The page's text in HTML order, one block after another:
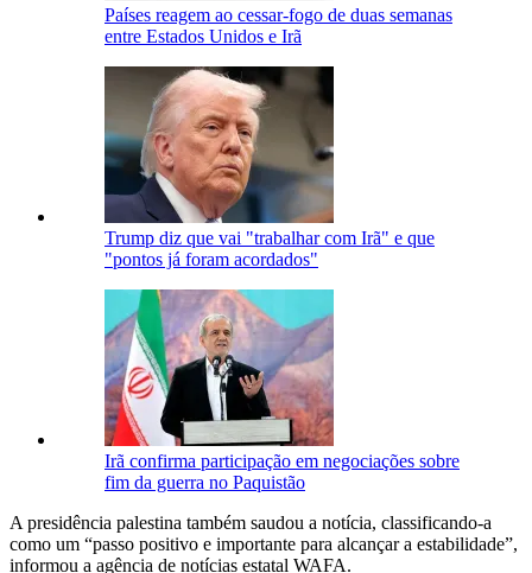
Países reagem ao cessar-fogo de duas semanas
entre Estados Unidos e Irã
Trump diz que vai "trabalhar com Irã" e que
"pontos já foram acordados"
Irã confirma participação em negociações sobre
fim da guerra no Paquistão
A presidência palestina também saudou a notícia, classificando-a
como um “passo positivo e importante para alcançar a estabilidade”,
informou a agência de notícias estatal WAFA.